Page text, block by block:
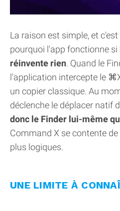
La raison est simple, et
pourquoi l'app fonctionne si
réinvente rien. Quand le
l'application intercepte le
un copier classique. Au
déclenche le déplacer
donc le Finder lui-même
Command X se contente
plus logiques.
UNE LIMITE À